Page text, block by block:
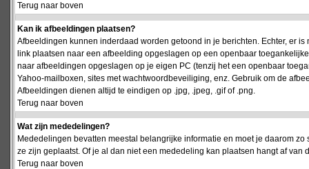
Terug naar boven
Kan ik afbeeldingen plaatsen?
Afbeeldingen kunnen inderdaad worden getoond in je berichten. Echter, er
link plaatsen naar een afbeelding opgeslagen op een openbaar
naar afbeeldingen opgeslagen op je eigen PC (tenzij het een openbaar
Yahoo-mailboxen, sites met wachtwoordbeveiliging, enz. Gebruik om de
Afbeeldingen dienen altijd te eindigen op .jpg, .jpeg, .gif of .png.
Terug naar boven
Wat zijn mededelingen?
Mededelingen bevatten meestal belangrijke informatie en moet je daarom
ze zijn geplaatst. Of je al dan niet een mededeling kan plaatsen hangt af
Terug naar boven